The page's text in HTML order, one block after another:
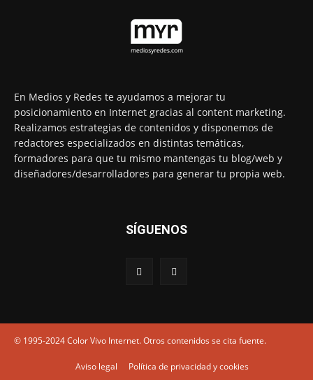
En Medios y Redes te ayudamos a mejorar tu
posicionamiento en Internet gracias al content marketing.
Realizamos estrategias de contenidos y disponemos de
redactores especializados en distintas temáticas,
formadores para que tu mismo mantengas tu blog/web y
diseñadores/desarrolladores para generar tu propia web.
SÍGUENOS
© 1995-2024 Color Vivo Internet. Otros contenidos se cita fuente.
Aviso legal Política de privacidad y cookies